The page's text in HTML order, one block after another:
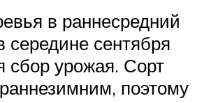
в раннесредний
середине сентября
сбор урожая. Сорт
поэтому